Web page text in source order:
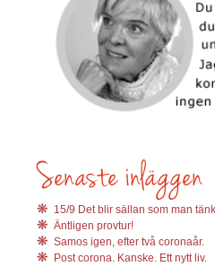
15/9 Det blir sällan som man
Äntligen provtur!
Samos igen, efter två coronaår.
Post corona. Kanske. Ett nytt liv.